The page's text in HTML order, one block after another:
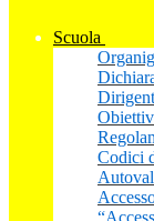
Scuola
Codici